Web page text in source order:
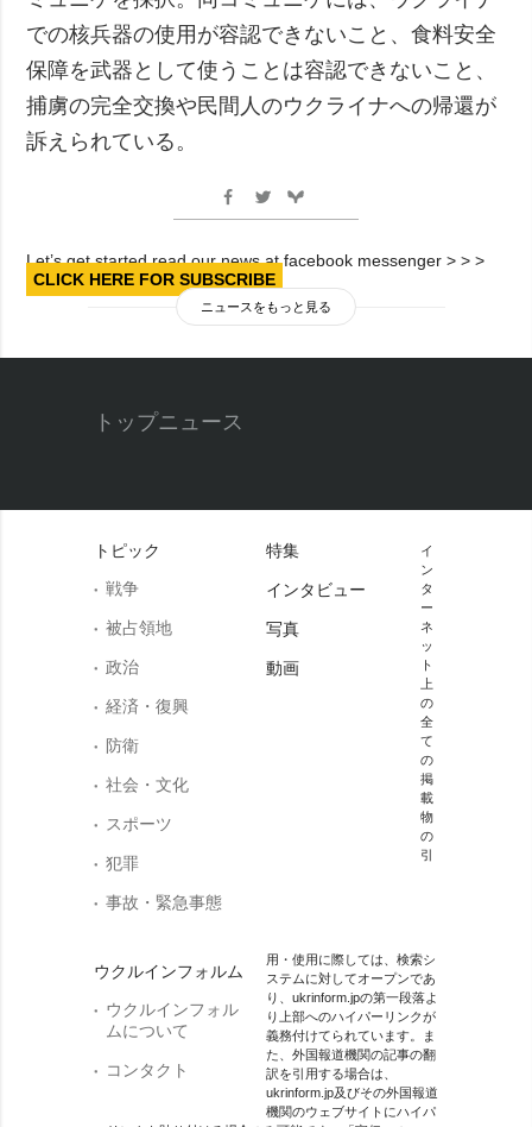
での核兵器の使用が容認できないこと、食料安全
保障を武器として使うことは容認できないこと、
捕虜の完全交換や民間人のウクライナへの帰還が
訴えられている。
Let’s get started read our news at facebook messenger > > >
CLICK HERE FOR SUBSCRIBE
ニュースをもっと見る
トップニュース
トピック
戦争
被占領地
政治
経済・復興
防衛
社会・文化
スポーツ
犯罪
事故・緊急事態
ウクルインフォルム
ウクルインフォル
ムについて
コンタクト
特集
インタビュー
写真
動画
イ
ン
タ
ー
ネ
ッ
ト
上
の
全
て
の
掲
載
物
の
引
用・使用に際しては、検索シ
ステムに対してオープンであ
り、ukrinform.jpの第一段落よ
り上部へのハイパーリンクが
義務付けてられています。ま
た、外国報道機関の記事の翻
訳を引用する場合は、
ukrinform.jp及びその外国報道
機関のウェブサイトにハイパ